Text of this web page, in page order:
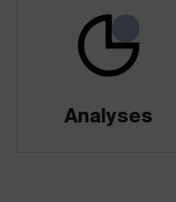
Analyses